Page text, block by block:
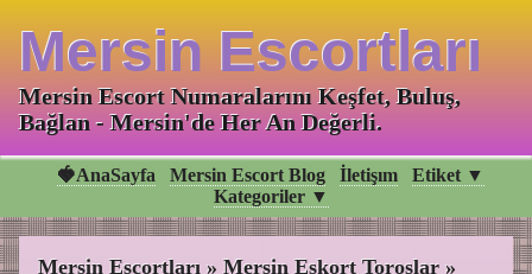
Mersin Escortları
Mersin Escort Numaralarını Keşfet, Buluş,
Bağlan - Mersin'de Her An Değerli.
🍓AnaSayfa Mersin Escort Blog İletişım
Etiket ▼
Kategoriler ▼
Mersin Escortları » Mersin Eskort Toroslar »